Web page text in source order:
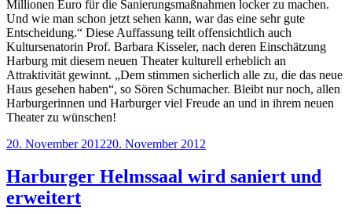
Millionen Euro für die Sanierungsmaßnahmen locker zu machen.
Und wie man schon jetzt sehen kann, war das eine sehr gute
Entscheidung.“ Diese Auffassung teilt offensichtlich auch
Kultursenatorin Prof. Barbara Kisseler, nach deren Einschätzung
Harburg mit diesem neuen Theater kulturell erheblich an
Attraktivität gewinnt. „Dem stimmen sicherlich alle zu, die das neue
Haus gesehen haben“, so Sören Schumacher. Bleibt nur noch, allen
Harburgerinnen und Harburger viel Freude an und in ihrem neuen
Theater zu wünschen!
Veröffentlicht
20. November 201220. November 2012
Harburger Helmssaal wird saniert und
erweitert